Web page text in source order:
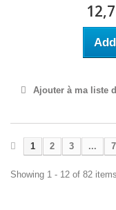
Ajouter à ma liste
1 2 3 ... 7
Showing 1 - 12 of 82 items